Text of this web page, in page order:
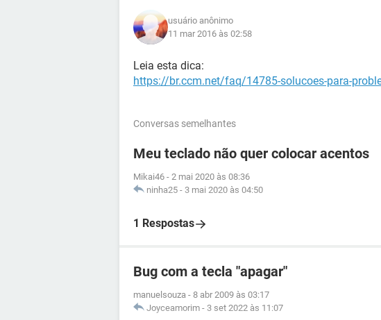
usuário anônimo
11 mar 2016 às 02:58
Leia esta dica:
https://br.ccm.net/faq/14785-solucoes-para-
Conversas semelhantes
Meu teclado não quer colocar acentos
Mikai46 - 2 mai 2020 às 08:36
ninha25 - 3 mai 2020 às 04:50
1 Respostas
Bug com a tecla "apagar"
manuelsouza - 8 abr 2009 às 03:17
Joyceamorim - 3 set 2022 às 11:07